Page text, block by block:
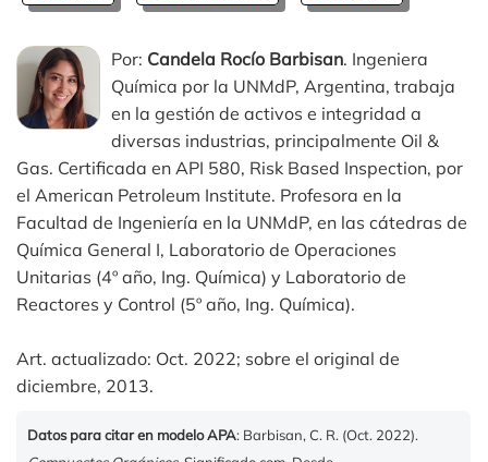
Por: Candela Rocío Barbisan. Ingeniera
Química por la UNMdP, Argentina, trabaja
en la gestión de activos e integridad a
diversas industrias, principalmente Oil &
Gas. Certificada en API 580, Risk Based Inspection, por
el American Petroleum Institute. Profesora en la
Facultad de Ingeniería en la UNMdP, en las cátedras de
Química General I, Laboratorio de Operaciones
Unitarias (4º año, Ing. Química) y Laboratorio de
Reactores y Control (5º año, Ing. Química).
Art. actualizado: Oct. 2022; sobre el original de
diciembre, 2013.
Datos para citar en modelo APA: Barbisan, C. R. (Oct. 2022).